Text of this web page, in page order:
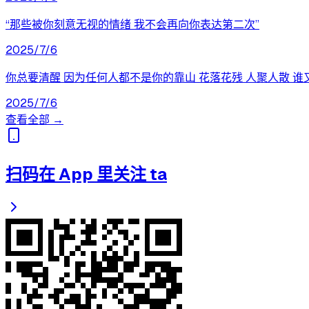
“那些被你刻意无视的情绪 我不会再向你表达第二次”
2025/7/6
你总要清醒 因为任何人都不是你的靠山 花落花残 人聚人散 谁
2025/7/6
查看全部 →
扫码在 App 里关注 ta